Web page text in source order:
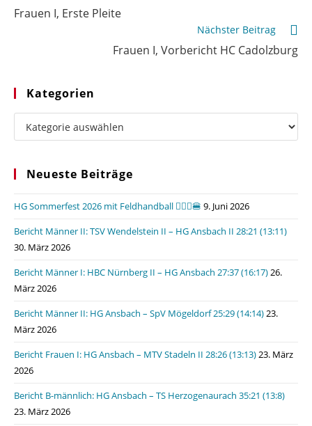
Artikel
ansehen
Frauen I, Erste Pleite
Nächster Beitrag
Frauen I, Vorbericht HC Cadolzburg
Kategorien
Kategorien
Neueste Beiträge
HG Sommerfest 2026 mit Feldhandball 🤾🏼‍♂️🍔 9. Juni 2026
Bericht Männer II: TSV Wendelstein II – HG Ansbach II 28:21 (13:11)
30. März 2026
Bericht Männer I: HBC Nürnberg II – HG Ansbach 27:37 (16:17)26.
März 2026
Bericht Männer II: HG Ansbach – SpV Mögeldorf 25:29 (14:14)23.
März 2026
Bericht Frauen I: HG Ansbach – MTV Stadeln II 28:26 (13:13)23. März
2026
Bericht B-männlich: HG Ansbach – TS Herzogenaurach 35:21 (13:8)
23. März 2026